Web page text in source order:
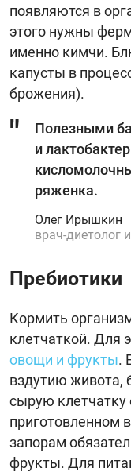
появляются в
этого нужны
именно кимчи.
капусты в
брожения).
Полезными
и
ряженка.
Олег Ирышкин
врач-диетолог
Пребиотики
Кормить
клетчаткой. Для
овощи и фрукты.
вздутию живота,
сырую клетчатку
приготовленном
запорам
фрукты. Для